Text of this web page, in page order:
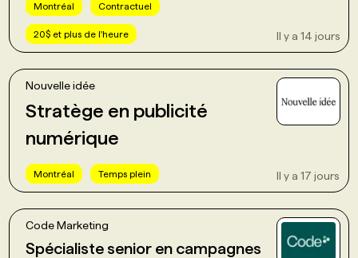
Montréal Contractuel
20$ et plus de l'heure Il y a 14 jours
Nouvelle idée
Stratège en publicité
numérique
Montréal Temps plein Il y a 17 jours
Code Marketing
Spécialiste senior en campagnes